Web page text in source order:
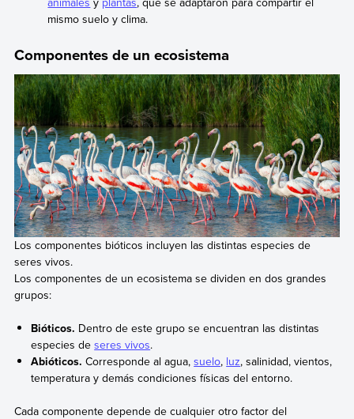
mismo suelo y clima.
Componentes de un ecosistema
Los componentes bióticos incluyen las distintas especies de
seres vivos.
Los componentes de un ecosistema se dividen en dos grandes
grupos:
Bióticos. Dentro de este grupo se encuentran las distintas
especies deseres vivos.
Abióticos. Corresponde al agua,suelo, luz, salinidad, vientos,
temperatura y demás condiciones físicas del entorno.
Cada componente depende de cualquier otro factor del